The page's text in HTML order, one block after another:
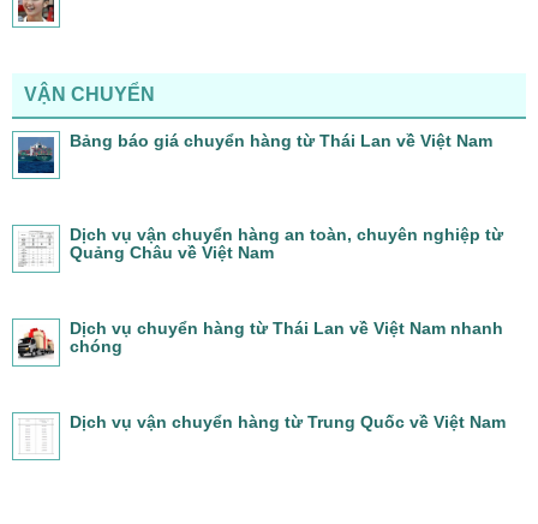
VẬN CHUYỂN
Bảng báo giá chuyển hàng từ Thái Lan về Việt Nam
Dịch vụ vận chuyển hàng an toàn, chuyên nghiệp từ
Quảng Châu về Việt Nam
Dịch vụ chuyển hàng từ Thái Lan về Việt Nam nhanh
chóng
Dịch vụ vận chuyển hàng từ Trung Quốc về Việt Nam